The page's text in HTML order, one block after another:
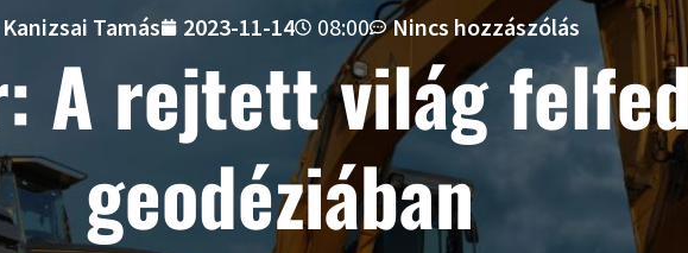
Kanizsai Tamás 2023-11-14 08:00 Nincs hozzászólás
A rejtett világ
geodéziában